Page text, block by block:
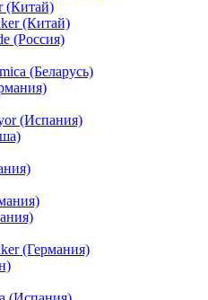
(Китай)
(Китай)
(Россия)
(Беларусь)
(Испания)
(Германия)